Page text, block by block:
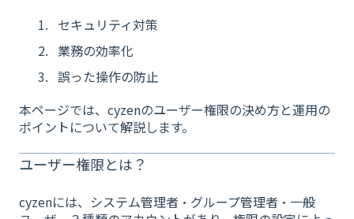
セキュリティ対策
業務の効率化
誤った操作の防止
本ページでは、cyzenのユーザー権限の決め方と運用の
ポイントについて解説します。
ユーザー権限とは？
cyzenには、システム管理者・グループ管理者・一般